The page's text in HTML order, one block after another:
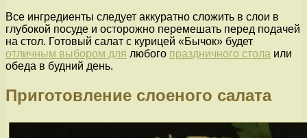
Все ингредиенты следует аккуратно сложить в слои в
глубокой посуде и осторожно перемешать перед подачей
на стол. Готовый салат с курицей «Бычок» будет
отличным выбором для любого праздничного стола или
обеда в будний день.
Приготовление слоеного салата